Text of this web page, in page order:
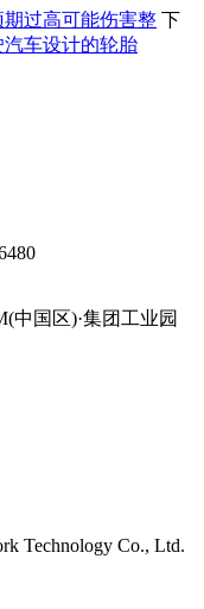
过高可能伤害整 下
车设计的轮胎
中国区)·集团工业园
Technology Co., Ltd.